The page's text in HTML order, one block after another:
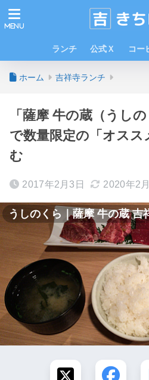
ランチ 公式Ｘ コー
ホーム 吉祥寺ランチ
「薩摩 牛の蔵（うし
で数量限定の「オスス
む
2017年2月3日 2020年2
うしのくら｜薩摩 牛の蔵 吉